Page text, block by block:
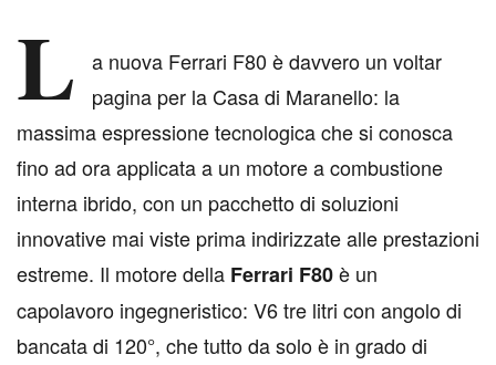
L
a nuova Ferrari F80 è davvero un voltar
pagina per la Casa di Maranello: la
massima espressione tecnologica che si conosca
fino ad ora applicata a un motore a combustione
interna ibrido, con un pacchetto di soluzioni
innovative mai viste prima indirizzate alle prestazioni
estreme. Il motore della Ferrari F80è un
capolavoro ingegneristico: V6 tre litri con angolo di
bancata di 120°, che tutto da solo è in grado di